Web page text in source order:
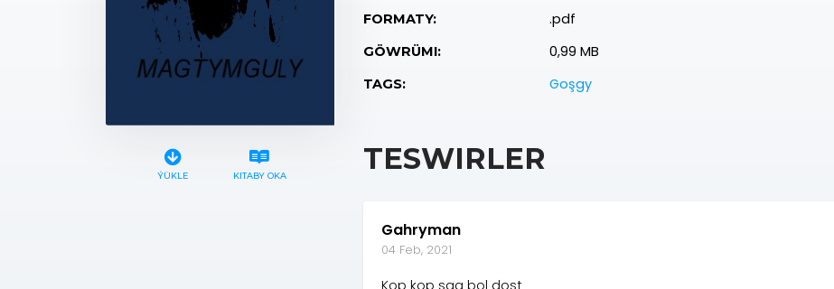
ÝÜKLE KITABY OKA
FORMATY: .pdf
GÖWRÜMI: 0,99 MB
TAGS: Goşgy
TESWIRLER
Gahryman
04 Feb, 2021
Kop kop sag bol dost